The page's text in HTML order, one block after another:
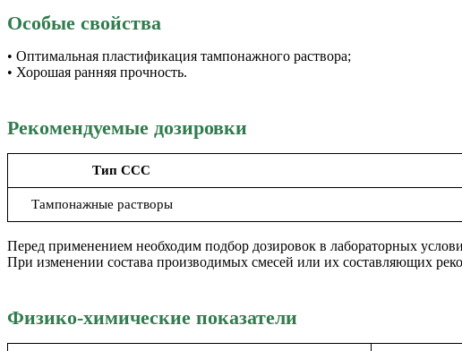
Особые свойства
• Оптимальная пластификация тампонажного раствора;
• Хорошая ранняя прочность.
Рекомендуемые дозировки
Тип ССС
Тампонажные растворы
Перед применением необходим подбор дозировок в лабораторных
При изменении состава производимых смесей или их составляющих
Физико-химические показатели